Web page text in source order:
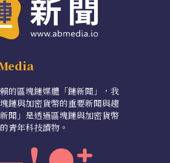
的區塊鏈媒體「鏈新聞」，我
鏈與加密貨幣的重要新聞與趨
聞」是透過區塊鏈與加密貨幣
青年科技讀物。